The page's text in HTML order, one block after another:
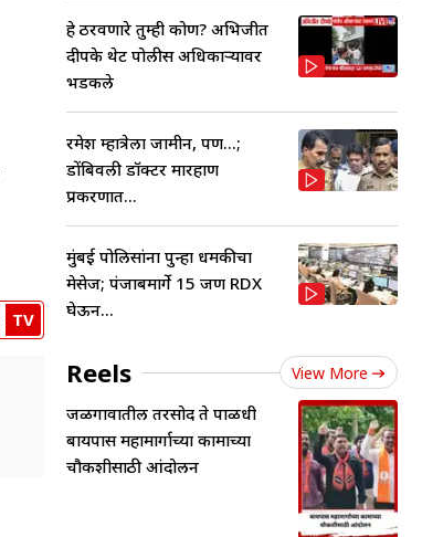
TV
हे ठरवणारे तुम्ही कोण? अभिजीत
दीपके थेट पोलीस अधिकाऱ्यावर
भडकले
रमेश म्हात्रेला जामीन, पण...;
डोंबिवली डॉक्टर मारहाण
प्रकरणात...
मुंबई पोलिसांना पुन्हा धमकीचा
मेसेज; पंजाबमार्गे 15 जण RDX
घेऊन...
Reels View More
जळगावातील तरसोद ते पाळधी
बायपास महामार्गाच्या कामाच्या
चौकशीसाठी आंदोलन